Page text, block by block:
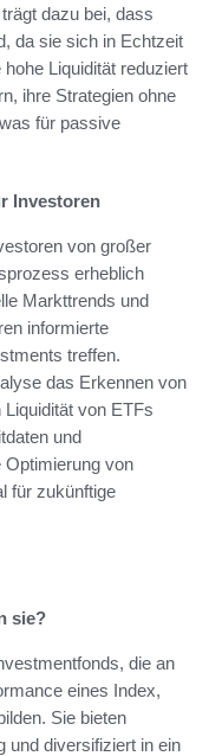
dazu bei, dass
da sie sich in Echtzeit
Liquidität reduziert
ihre Strategien ohne
für passive
Investoren
von großer
erheblich
Markttrends und
informierte
treffen.
das Erkennen von
von ETFs
und
Optimierung von
für zukünftige
sie?
die an
eines Index,
Sie bieten
und diversifiziert in ein